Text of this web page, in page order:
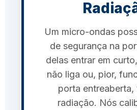
Um micro-ondas
de segurança na
delas entrar em
não liga ou, pior,
porta entreaberta,
radiação. Nós